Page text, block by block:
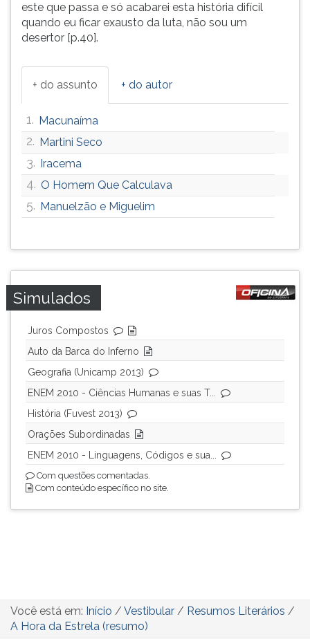
este que passa e só acabarei esta história difícil
quando eu ficar exausto da luta, não sou um
desertor [p.40].
+ do assunto + do autor
1. Macunaíma
2. Martini Seco
3. Iracema
4. O Homem Que Calculava
5. Manuelzão e Miguelim
Simulados
Juros Compostos
Auto da Barca do Inferno
Geografia (Unicamp 2013)
ENEM 2010 - Ciências Humanas e suas T...
História (Fuvest 2013)
Orações Subordinadas
ENEM 2010 - Linguagens, Códigos e sua...
Com questões comentadas.
Com conteúdo específico no site.
Você está em: Início / Vestibular / Resumos Literários /
A Hora da Estrela (resumo)